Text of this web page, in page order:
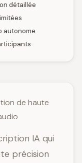
détaillée
autonome
de haute
IA qui
précision